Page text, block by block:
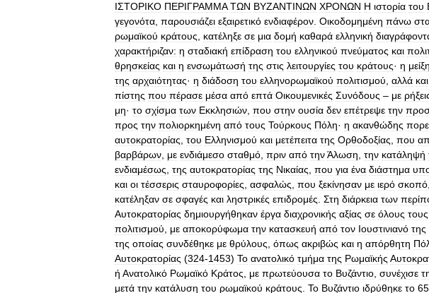
ΙΣΤΟΡΙΚΟ ΠΕΡΙΓΡΑΜΜΑ ΤΩΝ ΒΥΖΑΝΤΙΝΩΝ ΧΡΟΝΩΝ Η ιστορία του
γεγονότα παρουσιάζει εξαιρετικό ενδιαφέρον Οικοδομημένη πάνω
ρωμαϊκού κράτους κατέληξε σε μια δομή καθαρά ελληνική
χαρακτήριζαν: η σταδιακή επίδραση του ελληνικού πνεύματος και
θρησκείας και η ενσωμάτωσή της στις λειτουργίες του κράτους· η μείξη
της αρχαιότητας· η διάδοση του ελληνορωμαϊκού πολιτισμού αλλά και
πίστης που πέρασε μέσα από επτά Οικουμενικές Συνόδους – με
μη· το σχίσμα των Εκκλησιών που στην ουσία δεν επέτρεψε την
προς την πολιορκημένη από τους Τούρκους Πόλη· η ακανθώδης
αυτοκρατορίας του Ελληνισμού και μετέπειτα της Ορθοδοξίας που
βαρβάρων με ενδιάμεσο σταθμό πριν από τηνΆλωση την κατάληψή
ενδιαμέσως της αυτοκρατορίας της Νικαίας που για ένα διάστημα
και οι τέσσερις σταυροφορίες ασφαλώς που ξεκίνησαν με ιερό σκοπό
κατέληξαν σε σφαγές και ληστρικές επιδρομές Στη διάρκεια των
Αυτοκρατορίας δημιουργήθηκαν έργα διαχρονικής αξίας σε όλους τους
πολιτισμού
με αποκορύφωμα την κατασκευή από τον Ιουστινιανό της
της οποίας συνδέθηκε με θρύλους όπως ακριβώς και η απόρθητη
Αυτοκρατορίας (324-1453) Το ανατολικό τμήμα της Ρωμαϊκής
ή Ανατολικό Ρωμαϊκό Κράτος με πρωτεύουσα το Βυζάντιο συνέχισε
μετά την κατάλυση του ρωμαϊκού κράτους Το Βυζάντιο ιδρύθηκε το